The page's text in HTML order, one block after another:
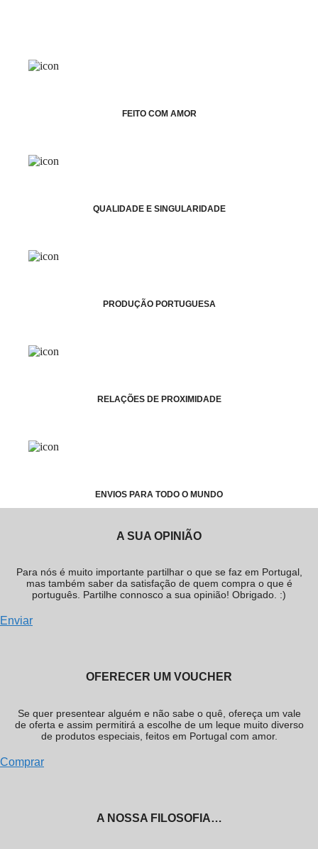
FEITO COM AMOR
QUALIDADE E SINGULARIDADE
PRODUÇÃO PORTUGUESA
RELAÇÕES DE PROXIMIDADE
ENVIOS PARA TODO O MUNDO
A SUA OPINIÃO
Para nós é muito importante partilhar o que se faz em Portugal,
mas também saber da satisfação de quem compra o que é
português. Partilhe connosco a sua opinião! Obrigado. :)
Enviar
OFERECER UM VOUCHER
Se quer presentear alguém e não sabe o quê, ofereça um vale
de oferta e assim permitirá a escolhe de um leque muito diverso
de produtos especiais, feitos em Portugal com amor.
Comprar
A NOSSA FILOSOFIA…